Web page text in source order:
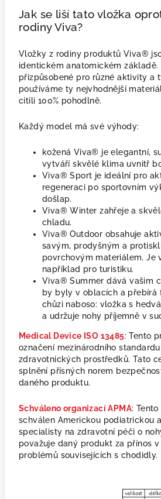
Jak se liší tato vložka
rodiny Viva?
Vložky z rodiny produktů Viva®
identickém anatomickém základě.
přizpůsobené pro různé aktivity a
používáme ty nejvhodnější
cítili 100% pohodlně.
Každý model má své výhody:
kožená Viva® je elegantní,
vytváří skvělé klima uvnitř
Viva® Sport je ideální pro
regeneraci po sportovním
došlap.
Viva® Winter zahřeje a
chladu.
Viva® Outdoor obsahuje
savým, prodyšným a
povrchovým materiálem. Je
například pro turistiku.
Viva® Summer dává vašim
by byly v oblacích a přebírá
chůzi naboso: vložka s
a udržuje nohy příjemně v
Medical Device ISO 13485: Tento
označení mezinárodního
zdravotnických prostředků. Tato
splnění přísných norem
daného produktu.
Schváleno organizací APMA:
schválen Americkou podiatrickou
specialisty na zdravotní péči o
považuje daný produkt za přínos
problémů souvisejících s chodidly.